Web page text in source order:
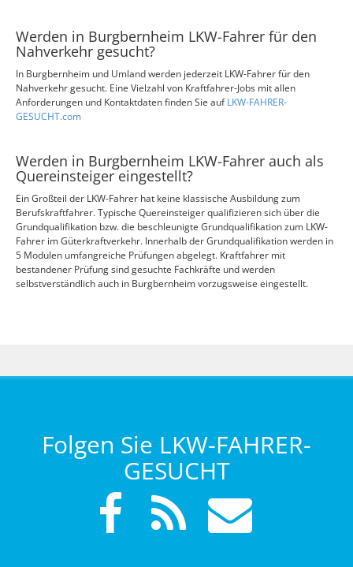
Werden in Burgbernheim LKW-Fahrer für den
Nahverkehr gesucht?
In Burgbernheim und Umland werden jederzeit LKW-Fahrer für den
Nahverkehr gesucht. Eine Vielzahl von Kraftfahrer-Jobs mit allen
Anforderungen und Kontaktdaten finden Sie aufLKW-FAHRER-
GESUCHT.com
Werden in Burgbernheim LKW-Fahrer auch als
Quereinsteiger eingestellt?
Ein Großteil der LKW-Fahrer hat keine klassische Ausbildung zum
Berufskraftfahrer. Typische Quereinsteiger qualifizieren sich über die
Grundqualifikation bzw. die beschleunigte Grundqualifikation zum LKW-
Fahrer im Güterkraftverkehr. Innerhalb der Grundqualifikation werden in
5 Modulen umfangreiche Prüfungen abgelegt. Kraftfahrer mit
bestandener Prüfung sind gesuchte Fachkräfte und werden
selbstverständlich auch in Burgbernheim vorzugsweise eingestellt.
Folgen Sie LKW-FAHRER-
GESUCHT